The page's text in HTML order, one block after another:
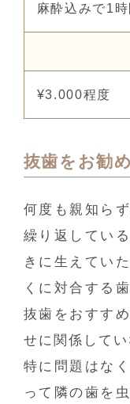
麻酔込みで1
¥3.000程度
抜歯をお勧
何度も親知ら
繰り返してい
きに生えてい
くに対合する
抜歯をおすす
せに関係して
特に問題はな
って隣の歯を